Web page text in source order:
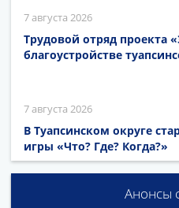
7 августа 2026
Трудовой отряд проекта
благоустройстве
7 августа 2026
В Туапсинском округе
игры «Что? Где? Когда?»
Анонсы